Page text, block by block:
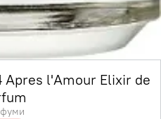
Apres l'Amour Elixir de